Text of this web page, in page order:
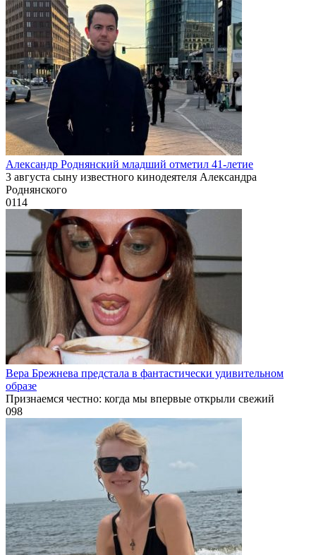
Александр Роднянский младший отметил 41-летие
3 августа сыну известного кинодеятеля Александра
Роднянского
0114
Вера Брежнева предстала в фантастически удивительном
образе
Признаемся честно: когда мы впервые открыли свежий
098